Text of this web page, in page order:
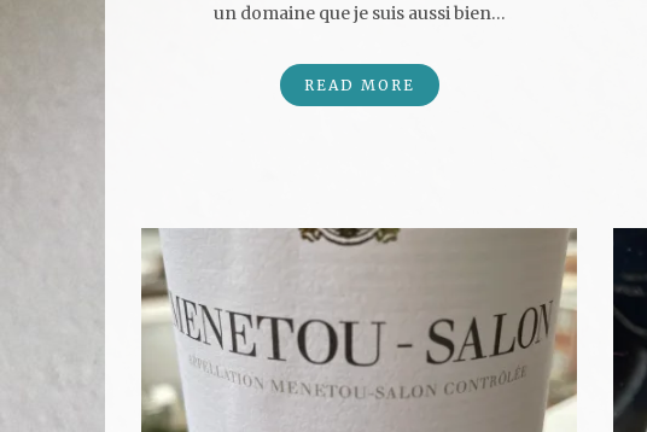
un domaine que je suis aussi bien…
READ MORE